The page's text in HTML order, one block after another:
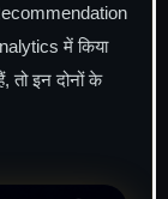
में किया
तो इन दोनों के